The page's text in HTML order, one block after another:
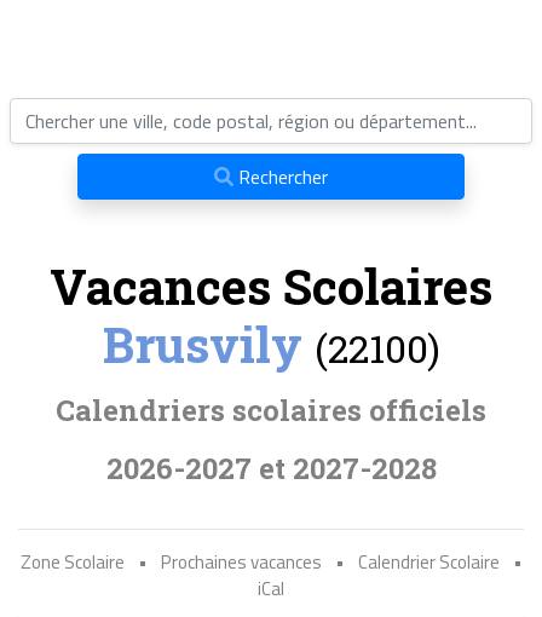
Rechercher
Vacances Scolaires
Brusvily (22100)
Calendriers scolaires officiels
2026-2027 et 2027-2028
Zone Scolaire • Prochaines vacances • Calendrier Scolaire
•
iCal